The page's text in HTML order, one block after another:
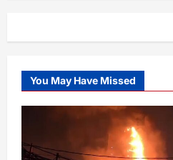
You May Have Missed